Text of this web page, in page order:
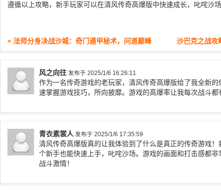
遵循以上攻略，新手玩家可以在清风传奇高爆版中快速成长，叱咤沙
« 法师分身决战沙城：奇门遁甲秘术，问道巅峰 沙巴克之战攻
风之向往 发布于 2025/1/6 16:26:11
作为一名传奇游戏的老玩家，清风传奇高爆版给了我全新
速掌握游戏技巧，所向披靡。游戏的高爆率让我每次战斗
青衣素裳人 发布于 2025/1/6 17:35:59
清风传奇高爆版真的让我体验到了什么是真正的传奇游戏
个新手也能快速上手，叱咤沙场。游戏的画面和打击感都
战斗激情！